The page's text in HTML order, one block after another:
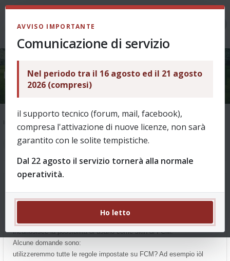
Funzionamento "skin" FCM
Indice
2 20 messaggi
incuriosisce la possibilità di usarlo come skin di FCM.
Alcune domande sono:
utilizzeremmo tutte le regole impostate su FCM? Ad esempio iòl
AVVISO IMPORTANTE
Comunicazione di servizio
Nel periodo tra il 16 agosto ed il 21 agosto
2026 (compresi)
il supporto tecnico (forum, mail, facebook),
compresa l'attivazione di nuove licenze, non sarà
garantito con le solite tempistiche.
Dal 22 agosto il servizio tornerà alla normale
operatività.
Ho letto